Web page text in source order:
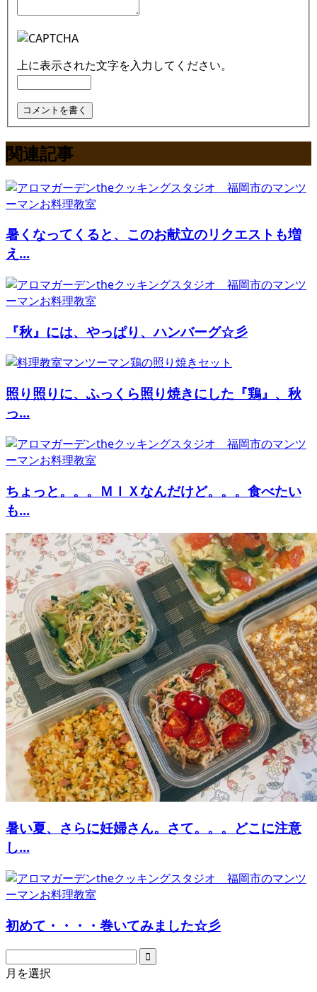
上に表示された文字を入力してください。
関連記事
暑くなってくると、このお献立のリクエストも増
え...
『秋』には、やっぱり、ハンバーグ☆彡
照り照りに、ふっくら照り焼きにした『鶏』、秋
っ...
ちょっと。。。ＭＩＸなんだけど。。。食べたい
も...
暑い夏、さらに妊婦さん。さて。。。どこに注意
し...
初めて・・・・巻いてみました☆彡
月を選択